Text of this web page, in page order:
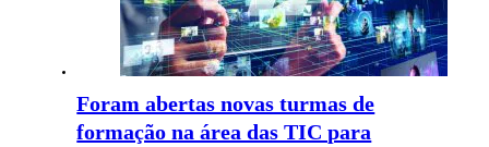
Foram abertas novas turmas de
formação na área das TIC para